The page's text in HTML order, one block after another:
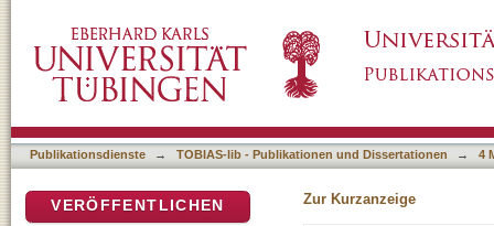
Galactocerebrosidtransfer zwischen
Publikationsdienste → TOBIAS-lib - Publikationen und Dissertationen → 4
Zur Kurzanzeige
VERÖFFENTLICHEN